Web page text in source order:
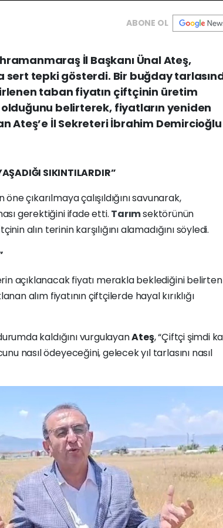
ABONE OL
İl Başkanı Ünal Ateş,
sert tepki gösterdi. Bir buğday
taban fiyatın çiftçinin üretim
belirterek, fiyatların yeniden
Ateş’e İl Sekreteri İbrahim Demircioğlu
SIKINTILARDIR”
çıkarılmaya çalışıldığını savunarak,
gerektiğini ifade etti. Tarımsektörünün
alın terinin karşılığını alamadığını söyledi.
açıklanacak fiyatı merakla beklediğini belirten
alım fiyatının çiftçilerde hayal kırıklığı
kaldığını vurgulayanAteş, “Çiftçi şimdi
nasıl ödeyeceğini, gelecek yıl tarlasını nasıl